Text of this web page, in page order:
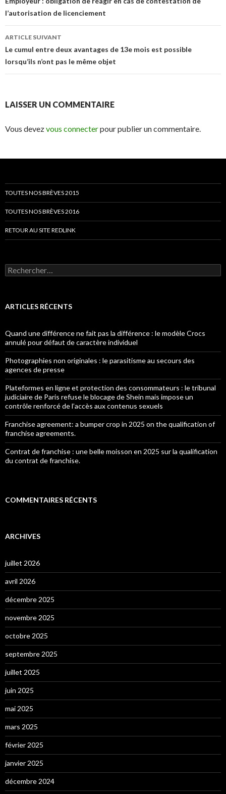
articles
l’autorisation de licenciement
ARTICLE SUIVANT
Le cumul entre deux avantages de 13e mois est possible
lorsqu’ils n’ont pas le même objet
LAISSER UN COMMENTAIRE
Vous devezvous connecterpour publier un commentaire.
TOUTES NOS BRÈVES 2015
TOUTES NOS BRÈVES 2016
RETOUR AU SITE REDLINK
Rechercher :
ARTICLES RÉCENTS
Quand une différence ne fait pas la différence : le modèle Crocs
annulé pour défaut de caractère individuel
Photographies non originales : le parasitisme au secours des
agences de presse
Plateformes en ligne et protection des consommateurs : le tribunal
judiciaire de Paris refuse le blocage de Shein mais impose un
contrôle renforcé de l’accès aux contenus sexuels
Franchise agreement: a bumper crop in 2025 on the qualification of
franchise agreements.
Contrat de franchise : une belle moisson en 2025 sur la qualification
du contrat de franchise.
COMMENTAIRES RÉCENTS
ARCHIVES
juillet 2026
avril 2026
décembre 2025
novembre 2025
octobre 2025
septembre 2025
juillet 2025
juin 2025
mai 2025
mars 2025
février 2025
janvier 2025
décembre 2024